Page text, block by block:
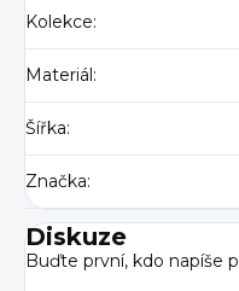
Kolekce:
Materiál :
Šířka:
Značka:
Diskuze
Buďte první, kdo napíše